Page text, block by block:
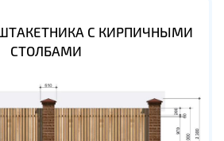
С КИРПИЧНЫМИ
СТОЛБАМИ